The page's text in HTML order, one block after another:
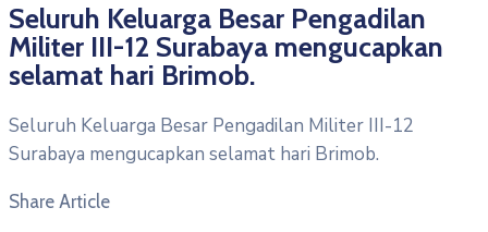
Seluruh Keluarga Besar Pengadilan
Militer III-12 Surabaya mengucapkan
selamat hari Brimob.
Seluruh Keluarga Besar Pengadilan Militer III-12
Surabaya mengucapkan selamat hari Brimob.
Share Article